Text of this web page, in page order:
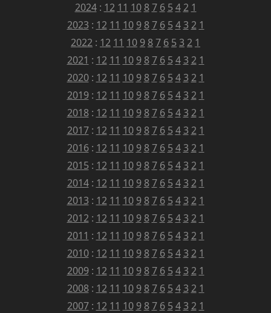
2024: 12 11 10 8 7 6 5 4 2 1
2023 : 12 11 10 9 8 7 6 5 4 3 2 1
2022 : 12 11 10 9 87 6 5 3 2 1
2021 : 12 11 10 9 8 7 6 5 4 3 2 1
2020: 12 11 10 9 8 7 6 5 4 3 2 1
2019: 12 11 10 9 8 7 6 5 4 3 2 1
2018: 12 11 10 9 8 7 6 5 4 3 2 1
2017: 12 11 10 9 8 7 6 5 4 3 2 1
2016: 12 11 10 9 8 7 6 5 4 3 2 1
2015 : 12 11 10 9 8 7 6 5 4 3 2 1
2014: 12 11 10 9 8 7 6 5 4 3 2 1
2013 : 12 11 10 9 8 7 6 5 4 3 2 1
2012: 12 11 10 9 8 7 6 5 4 3 2 1
2011 : 12 11 10 9 8 7 6 5 4 3 2 1
2010: 12 11 10 9 8 7 6 5 4 3 2 1
2009: 12 11 10 9 8 7 6 5 4 3 2 1
2008: 12 11 10 9 8 7 6 5 4 3 2 1
2007: 12 11 10 9 8 7 6 5 4 3 2 1